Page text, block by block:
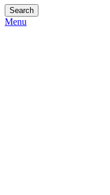
Search
Menu